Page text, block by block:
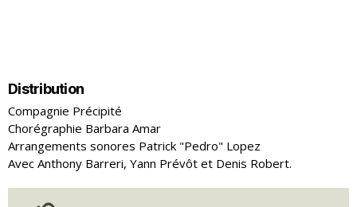
Distribution
Compagnie Précipité
Chorégraphie Barbara Amar
Arrangements sonores Patrick "Pedro" Lopez
Avec Anthony Barreri, Yann Prévôt et Denis Robert.